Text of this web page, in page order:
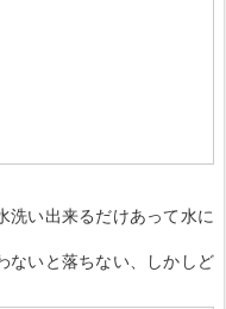
洗い出来るだけあって水に
ないと落ちない、しかしど